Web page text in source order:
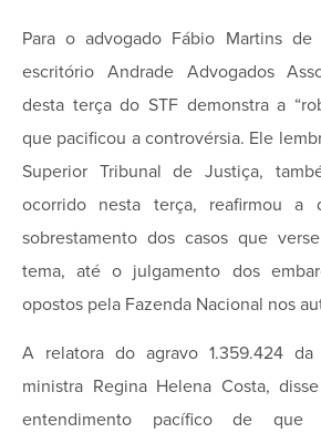
Para o advogado Fábio Martins
escritório Andrade Advogados
desta terça do STF demonstra a
que pacificou a controvérsia. Ele
Superior Tribunal de Justiça,
ocorrido nesta terça, reafirmou a
sobrestamento dos casos que
tema, até o julgamento dos
opostos pela Fazenda Nacional nos
A relatora do agravo 1.359.424 da
ministra Regina Helena Costa,
entendimento pacífico de que